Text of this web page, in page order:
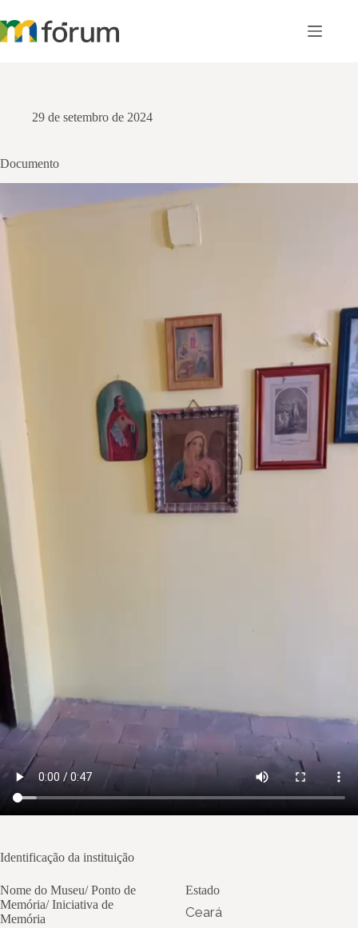
para
o
29 de setembro de 2024
Documento
Identificação da instituição
Nome do Museu/ Ponto de
Memória/ Iniciativa de
Memória
Estado
Ceará